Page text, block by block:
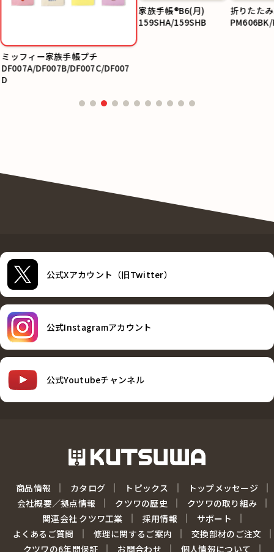
ミッフィー家族手帳プチ
DF007A/DF007B/DF007C/DF007
D
家族手帳®B6(月)
159SHA/159SHB
折りたた
公式Xアカウント（旧Twitter）
公式Instagramアカウント
公式Youtubeチャンネル
商品情報 カタログ トピックス
トップメッセージ
会社概要／拠点情報
クツワの歴史
クツワの取り組み
関連会社 クツワ工業
採用情報
サポート
よくあるご質問
修理に関するご案内
交換部材のご注文
クツワの6年間保証
お問合わせ 個人情報について